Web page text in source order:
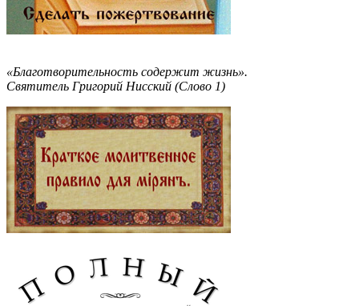
«Благотворительность содержит жизнь».
Святитель Григорий Нисский (Слово 1)